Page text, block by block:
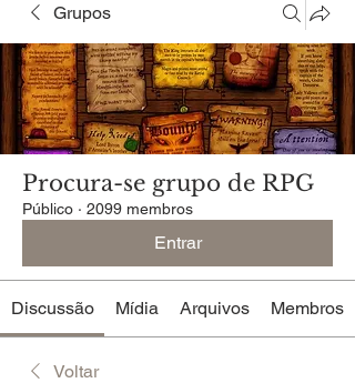
Grupos
Procura-se grupo de RPG
Público · 2099 membros
Entrar
Discussão Mídia Arquivos Membros
Voltar